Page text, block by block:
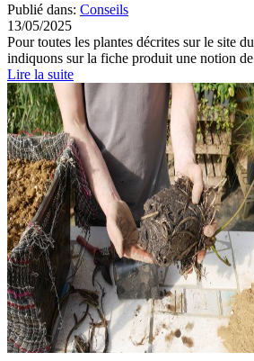
Publié dans: Conseils
13/05/2025
Pour toutes les plantes décrites sur le site
indiquons sur la fiche produit une notion
Lire la suite